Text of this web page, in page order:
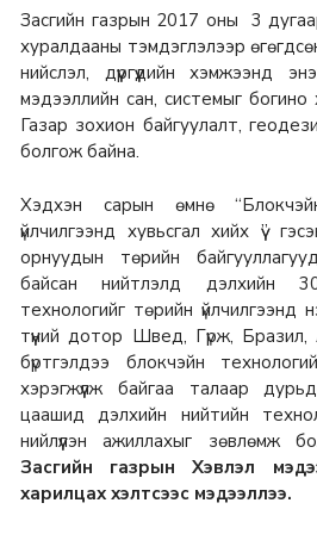
Засгийн газрын 2017 оны 3
хуралдааны тэмдэглэлээр
нийслэл, дүүргүүдийн хэмжээнд
мэдээллийн сан, системыг богино
Газар зохион байгуулалт, геодези,
болгож байна.
Хэдхэн сарын өмнө
үйлчилгээнд хувьсгал хийх үү”
орнуудын төрийн
байсан нийтлэлд дэлхийн
технологийг төрийн үйлчилгээнд
түүний дотор Швед, Гүрж,
бүртгэлдээ блокчэйн
хэрэгжүүлж байгаа талаар
цаашид дэлхийн нийтийн
нийлүүлэн ажиллахыг зөвлөмж
Засгийн газрын Хэвлэл
харилцах хэлтсээс мэдээллээ.